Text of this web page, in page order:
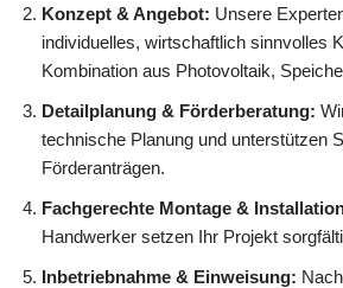
Konzept & Angebot: Unsere
individuelles, wirtschaftlich sinnvolles
Kombination aus Photovoltaik,
Detailplanung & Förderberatung:
technische Planung und unterstützen
Förderanträgen.
Fachgerechte Montage &
Handwerker setzen Ihr Projekt
Inbetriebnahme & Einweisung: